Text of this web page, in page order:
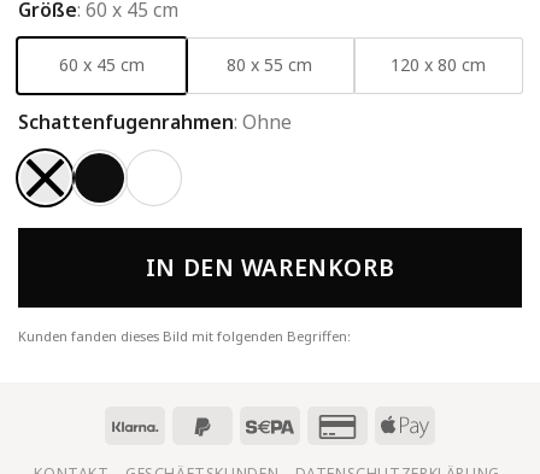
Größe: 60 x 45 cm
60 x 45 cm 80 x 55 cm 120 x 80 cm
Schattenfugenrahmen: Ohne
IN DEN WARENKORB
Kunden fanden dieses Bild mit folgenden Begriffen: